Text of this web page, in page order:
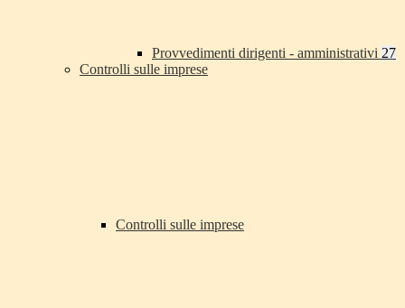
Provvedimenti dirigenti - amministrativi 27
Controlli sulle imprese
Controlli sulle imprese